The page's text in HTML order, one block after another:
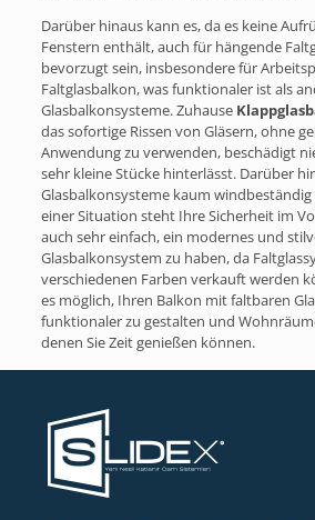
Darüber hinaus kann es, da es keine
Fenstern enthält, auch für hängende
bevorzugt sein, insbesondere für
Faltglasbalkon, was funktionaler ist als
Glasbalkonsysteme. Zuhause
das sofortige Rissen von Gläsern, ohne
Anwendung zu verwenden, beschädigt
sehr kleine Stücke hinterlässt. Darüber
Glasbalkonsysteme kaum
einer Situation steht Ihre Sicherheit im
auch sehr einfach, ein modernes und
Glasbalkonsystem zu haben, da
verschiedenen Farben verkauft werden
es möglich, Ihren Balkon mit faltbaren
funktionaler zu gestalten und
denen Sie Zeit genießen können.